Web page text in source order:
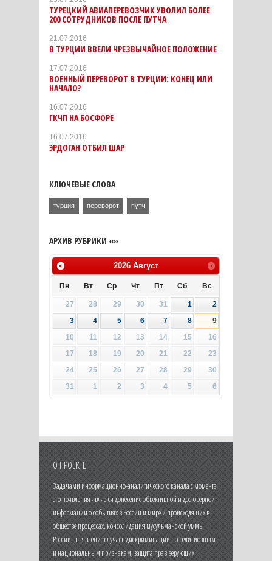
TУРЕЦКИЙ АВИАПЕРЕВОЗЧИК УВОЛИЛ БОЛЕЕ
200 СОТРУДНИКОВ ПОСЛЕ ПУТЧА
21.07.2016
В ТУРЦИИ ВВЕЛИ ЧРЕЗВЫЧАЙНОЕ ПОЛОЖЕНИЕ
17.07.2016
ВОЕННЫЙ ПЕРЕВОРОТ В ТУРЦИИ: КОНЕЦ ИЛИ
НАЧАЛО?
16.07.2016
ГКЧП НА БОСФОРЕ
16.07.2016
ЭРДОГАН ОТБИЛ ШАР
КЛЮЧЕВЫЕ СЛОВА
турция переворот путч
АРХИВ РУБРИКИ «»
2026 Август
Пн Вт Ср Чт Пт Сб Вс
27 28 29 30 31 1
2
3
4 5 6 7 8
9
10
11 12 13 14 15
16
17
18 19 20 21 22
23
24
25 26 27 28 29
30
31
1 2 3 4 5 6
О ПРОЕКТЕ
Задачами информационно-аналитического канала с момента
его появления является донесение объективной и достоверной
информации о событиях в России и мире и происходящих в
обществе процессах, консолидация мусульманской уммы
России, выявление случаев дискриминации по религиозным
и национальным признакам, защита прав верующих.